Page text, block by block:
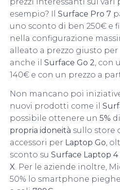
esempio? Il Surface Pro 7
uno sconto di ben 250€ e
nella configurazione
alleato a prezzo giusto
anche il Surface Go 2, con
140€ e con un prezzo a
Non mancano poi
nuovi prodotti come il
possibile ottenere un 5%
propria idoneità sullo store
accessori per Laptop Go,
sconto su Surface Laptop 4
X. Per le aziende inoltre,
50% lo smartphone